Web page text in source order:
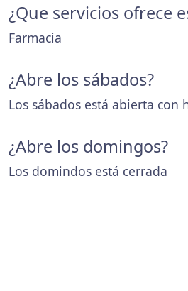
¿Que servicios ofrece
Farmacia
¿Abre los sábados?
Los sábados está abierta con
¿Abre los domingos?
Los domindos está cerrada